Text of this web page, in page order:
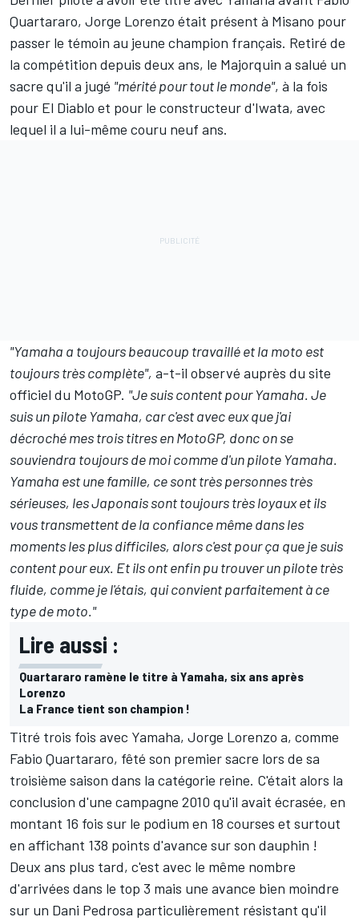
Quartararo, Jorge Lorenzo était présent à Misano pour
passer le témoin au jeune champion français. Retiré de
la compétition depuis deux ans, le Majorquin a salué un
sacre qu'il a jugé "mérité pour tout le monde", à la fois
pour El Diablo et pour le constructeur d'Iwata, avec
lequel il a lui-même couru neuf ans.
"Yamaha a toujours beaucoup travaillé et la moto est
toujours très complète", a-t-il observé auprès du site
officiel du MotoGP. "Je suis content pour Yamaha. Je
suis un pilote Yamaha, car c'est avec eux que j'ai
décroché mes trois titres en MotoGP, donc on se
souviendra toujours de moi comme d'un pilote Yamaha.
Yamaha est une famille, ce sont très personnes très
sérieuses, les Japonais sont toujours très loyaux et ils
vous transmettent de la confiance même dans les
moments les plus difficiles, alors c'est pour ça que je suis
content pour eux. Et ils ont enfin pu trouver un pilote très
fluide, comme je l'étais, qui convient parfaitement à ce
type de moto."
Lire aussi :
Quartararo ramène le titre à Yamaha, six ans après
Lorenzo
La France tient son champion !
Titré trois fois avec Yamaha, Jorge Lorenzo a, comme
Fabio Quartararo, fêté son premier sacre lors de sa
troisième saison dans la catégorie reine. C'était alors la
conclusion d'une campagne 2010 qu'il avait écrasée, en
montant 16 fois sur le podium en 18 courses et surtout
en affichant 138 points d'avance sur son dauphin !
Deux ans plus tard, c'est avec le même nombre
d'arrivées dans le top 3 mais une avance bien moindre
sur un Dani Pedrosa particulièrement résistant qu'il